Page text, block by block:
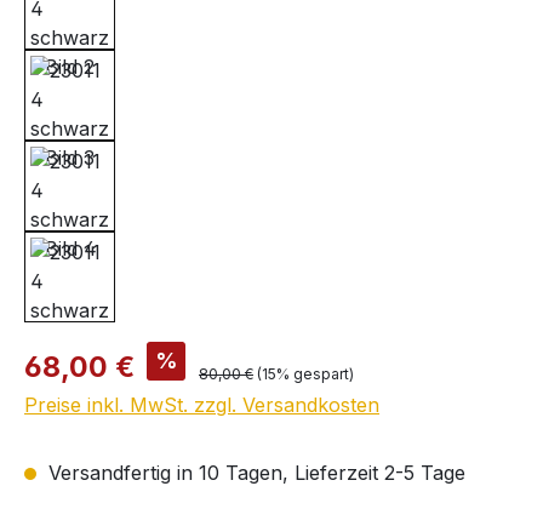
Verkaufspreis:
68,00 € % Regulärer Preis:
80,00 € (15% gespart)
Preise inkl. MwSt. zzgl. Versandkosten
Versandfertig in 10 Tagen, Lieferzeit 2-5 Tage